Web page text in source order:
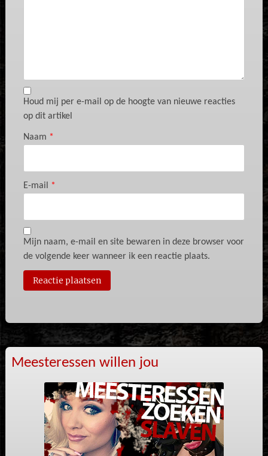
Houd mij per e-mail op de hoogte van nieuwe reacties
op dit artikel
Naam *
E-mail *
Mijn naam, e-mail en site bewaren in deze browser voor
de volgende keer wanneer ik een reactie plaats.
Meesteressen willen jou